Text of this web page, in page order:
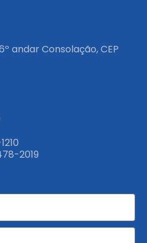
andar Consolação, CEP
2019